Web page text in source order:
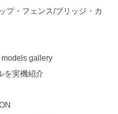
プ・フェンス/ブリッジ・カ
gallery
を実機紹介